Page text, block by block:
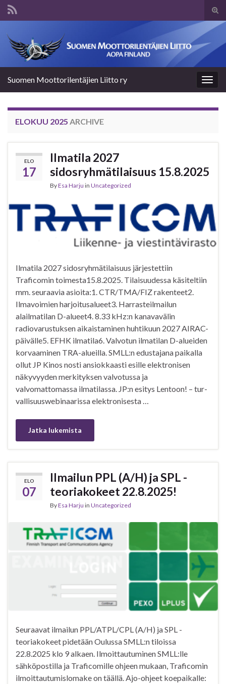
Suomen Moottorilentäjien Liitto ry
ELOKUU 2025 ARCHIVE
ELO
17
Ilmatila 2027
sidosryhmätilaisuus 15.8.2025
ByEsa Harju in Uncategorized
Ilmatila 2027 sidosryhmätilaisuus järjestettiin
Traficomin toimesta15.8.2025. Tilaisuudessa käsiteltiin
mm. seuraavia asioita:1. CTR/TMA/FIZ rakenteet2.
Ilmavoimien harjoitusalueet3. Harrasteilmailun
alailmatilan D-alueet4. 8.33 kHz:n kanavavälin
radiovarustuksen aikaistaminen huhtikuun 2027 AIRAC-
päivälle5. EFHK ilmatila6. Valvotun ilmatilan D-alueiden
korvaaminen TRA-alueilla. SMLL:n edustajana paikalla
ollut JP Kinos nosti ansiokkaasti esille elektronisen
näkyvyyden merkityksen valvotussa ja
valvomattomassa ilmatilassa. JP:n esitys Len­toon! – tur­
val­li­suus­we­bi­naa­rissa elektronisesta …
Jatka lukemista
ELO
07
Ilmailun PPL (A/H) ja SPL -
teoriakokeet 22.8.2025!
ByEsa Harju in Uncategorized
Seuraavat ilmailun PPL/ATPL/CPL (A/H) ja SPL -
teoriakokeet pidetään Oulussa SMLL:n tiloissa
22.8.2025 klo 9 alkaen. Ilmoittautuminen SMLL:lle
sähköpostilla ja Traficomille ohjeen mukaan, Traficomin
ilmoittautumislomake on täällä. Ajo-ohjeet koepaikalle: